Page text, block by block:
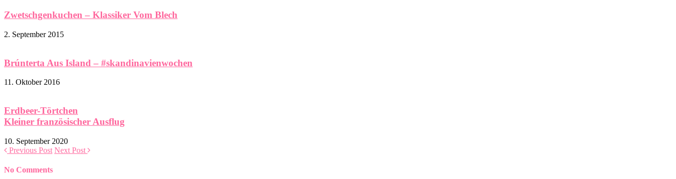
Zwetschgenkuchen – Klassiker Vom Blech
2. September 2015
Brúnterta Aus Island – #skandinavienwochen
11. Oktober 2016
Erdbeer-Törtchen
Kleiner französischer Ausflug
10. September 2020
Previous Post Next Post
No Comments